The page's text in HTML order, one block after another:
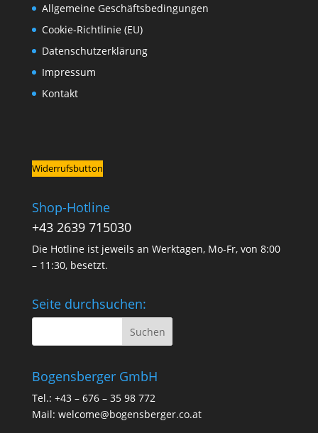
Allgemeine Geschäftsbedingungen
Cookie-Richtlinie (EU)
Datenschutzerklärung
Impressum
Kontakt
Widerrufsbutton
Shop-Hotline
+43 2639 715030
Die Hotline ist jeweils an Werktagen, Mo-Fr, von 8:00
– 11:30, besetzt.
Seite durchsuchen:
Bogensberger GmbH
Tel.: +43 – 676 – 35 98 772
Mail: welcome@bogensberger.co.at